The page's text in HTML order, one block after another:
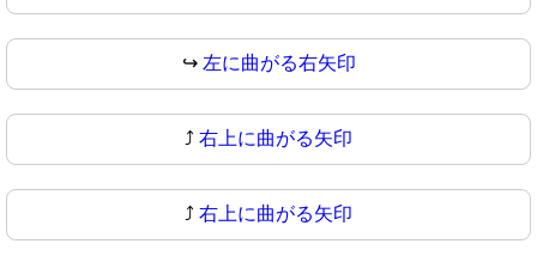
↪ 左に曲がる右矢印
⤴️ 右上に曲がる矢印
⤴ 右上に曲がる矢印